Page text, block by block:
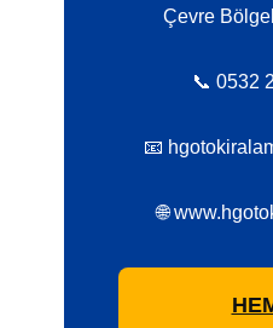
Çevre
📞 0532
📧
🌐